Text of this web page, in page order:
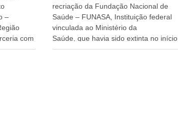
–
com
do
recriação da Fundação Nacional de
Saúde – FUNASA, Instituição federal
vinculada ao Ministério da
Saúde, que havia sido extinta no início
do terceiro governo do